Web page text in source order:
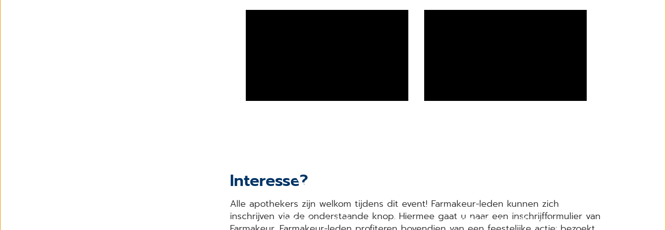
CGM Track & Trace CGM Digitaal Recept
Interesse?
Alle apothekers zijn welkom tijdens dit event! Farmakeur-leden kunnen zich
inschrijven via de onderstaande knop. Hiermee gaat u naar een inschrijfformulier van